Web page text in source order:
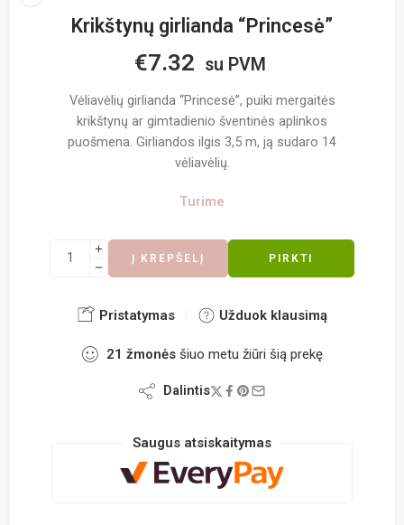
Krikštynų girlianda “Princesė”
€7.32 su PVM
Vėliavėlių girlianda “Princesė”, puiki mergaitės
krikštynų ar gimtadienio šventinės aplinkos
puošmena. Girliandos ilgis 3,5 m, ją sudaro 14
vėliavėlių.
Turime
Į KREPŠELĮ PIRKTI
Pristatymas Užduok klausimą
21 žmonės šiuo metu žiūri šią prekę
Dalintis
Saugus atsiskaitymas